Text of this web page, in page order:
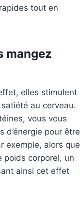
tout en
mangez
elles stimulent
au cerveau.
vous vous
d’énergie pour être
exemple, alors que
poids corporel, un
ainsi cet effet